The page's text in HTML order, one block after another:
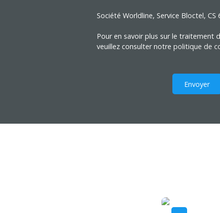
Société Worldline, Service Bloctel, CS
Pour en savoir plus sur le traitement
veuillez consulter notre politique de
Envoyer